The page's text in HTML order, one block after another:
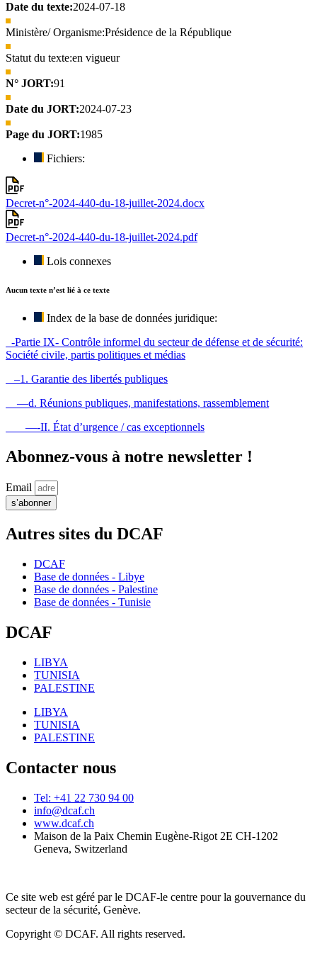
Date du texte:2024-07-18
Ministère/ Organisme:Présidence de la République
Statut du texte:en vigueur
N° JORT:91
Date du JORT:2024-07-23
Page du JORT:1985
Fichiers:
Decret-n°-2024-440-du-18-juillet-2024.docx
Decret-n°-2024-440-du-18-juillet-2024.pdf
Lois connexes
Aucun texte n’est lié à ce texte
Index de la base de données juridique:
-Partie IX- Contrôle informel du secteur de défense et de sécurité:
Société civile, partis politiques et médias
–1. Garantie des libertés publiques
—d. Réunions publiques, manifestations, rassemblement
—-II. État d’urgence / cas exceptionnels
Abonnez-vous à notre newsletter !
Email
s’abonner
Autres sites du DCAF
DCAF
Base de données - Libye
Base de données - Palestine
Base de données - Tunisie
DCAF
LIBYA
TUNISIA
PALESTINE
LIBYA
TUNISIA
PALESTINE
Contacter nous
Tel: +41 22 730 94 00
info@dcaf.ch
www.dcaf.ch
Maison de la Paix Chemin Eugène-Rigot 2E CH-1202
Geneva, Switzerland
Ce site web est géré par le DCAF-le centre pour la gouvernance du
secteur de la sécurité, Genève.
Copyright © DCAF. All rights reserved.